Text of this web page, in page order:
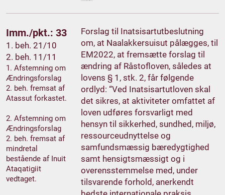
Imm./pkt.: 33
1. beh. 21/10
2. beh. 11/11
1. Afstemning om
Ændringsforslag
2. beh. fremsat af
Atassut forkastet.
2. Afstemning om
Ændringsforslag
2. beh. fremsat af
mindretal
bestående af Inuit
Ataqatigiit
vedtaget.
Forslag til Inatsisartutbeslutning
om, at Naalakkersuisut pålægges, til
EM2022, at fremsætte forslag til
ændring af Råstofloven, således at
lovens § 1, stk. 2, får følgende
ordlyd: “Ved Inatsisartutloven skal
det sikres, at aktiviteter omfattet af
loven udføres forsvarligt med
hensyn til sikkerhed, sundhed, miljø,
ressourceudnyttelse og
samfundsmæssig bæredygtighed
samt hensigtsmæssigt og i
overensstemmelse med, under
tilsvarende forhold, anerkendt